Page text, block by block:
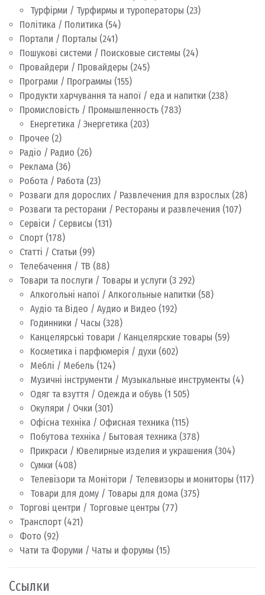
Турфірми / Турфирмы и туроператоры (23)
Політика / Политика (54)
Портали / Порталы (241)
Пошукові системи / Поисковые системы (24)
Провайдери / Провайдеры (245)
Програми / Программы (155)
Продукти харчування та напої / еда и напитки (238)
Промисловість / Промышленность (783)
Енергетика / Энергетика (203)
Прочее (2)
Радіо / Радио (26)
Реклама (36)
Робота / Работа (23)
Розваги для дорослих / Развлечения для взрослых (28)
Розваги та ресторани / Рестораны и развлечения (107)
Сервіси / Сервисы (131)
Спорт (178)
Статті / Статьи (99)
Телебачення / ТВ (88)
Товари та послуги / Товары и услуги (3 292)
Алкогольні напої / Алкогольные напитки (58)
Аудіо та Відео / Аудио и Видео (192)
Годинники / Часы (328)
Канцелярські товари / Канцелярские товары (59)
Косметика і парфюмерія / духи (602)
Меблі / Мебель (124)
Музичні інструменти / Музыкальные инструменты (4)
Одяг та взуття / Одежда и обувь (1 505)
Окуляри / Очки (301)
Офісна техніка / Офисная техника (115)
Побутова техніка / Бытовая техника (378)
Прикраси / Ювелирные изделия и украшения (304)
Сумки (408)
Телевізори та Монітори / Телевизоры и мониторы (117)
Товари для дому / Товары для дома (375)
Торгові центри / Торговые центры (77)
Транспорт (421)
Фото (92)
Чати та Форуми / Чаты и форумы (15)
Ссылки